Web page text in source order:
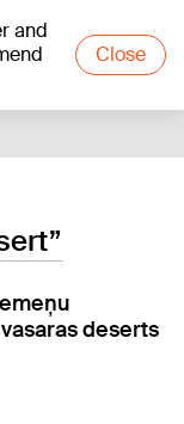
and
Close
deserts